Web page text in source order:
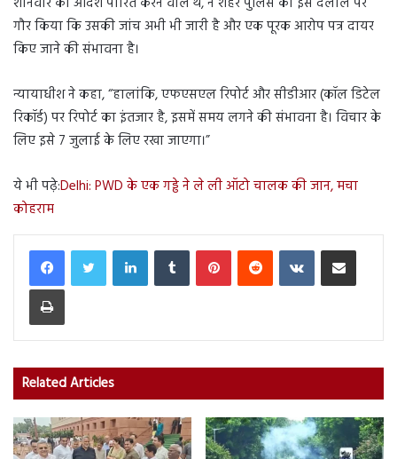
गौर किया कि उसकी जांच अभी भी जारी है और एक पूरक आरोप पत्र दायर
किए जाने की संभावना है।
न्यायाधीश ने कहा, “हालांकि, एफएसएल रिपोर्ट और सीडीआर (कॉल डिटेल
रिकॉर्ड) पर रिपोर्ट का इंतजार है, इसमें समय लगने की संभावना है। विचार के
लिए इसे 7 जुलाई के लिए रखा जाएगा।”
ये भी पढ़े:Delhi: PWD के एक गड्ढे ने ले ली ऑटो चालक की जान, मचा
कोहराम
LinkedInTumblr PinterestReddit VKontakteShare via Email
Print
Related Articles